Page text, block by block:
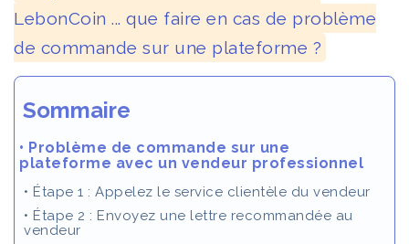
LebonCoin ... que faire en cas de problème
de commande sur une plateforme ?
Sommaire
• Problème de commande sur une
plateforme avec un vendeur professionnel
• Étape 1 : Appelez le service clientèle du vendeur
• Étape 2 : Envoyez une lettre recommandée au
vendeur